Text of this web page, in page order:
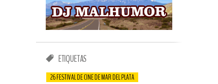
ETIQUETAS
26 FESTIVAL DE CINE DE MAR DEL PLATA